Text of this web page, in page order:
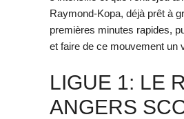
Raymond-Kopa, déjà prêt à
premières minutes rapides,
et faire de ce mouvement un
LIGUE 1: LE
ANGERS